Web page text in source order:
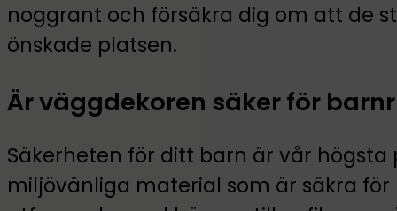
noggrant och försäkra dig om att de
önskade platsen.
Är väggdekoren säker för
Säkerheten för ditt barn är vår
miljövänliga material som är säkra